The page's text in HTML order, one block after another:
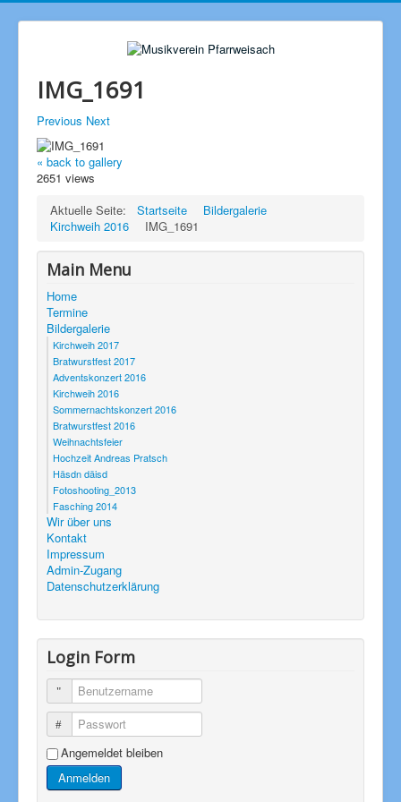
IMG_1691
Previous Next
« back to gallery
2651 views
Aktuelle Seite:
Startseite
Bildergalerie
Kirchweih 2016
IMG_1691
Main Menu
Home
Termine
Bildergalerie
Kirchweih 2017
Bratwurstfest 2017
Adventskonzert 2016
Kirchweih 2016
Sommernachtskonzert 2016
Bratwurstfest 2016
Weihnachtsfeier
Hochzeit Andreas Pratsch
Häsdn däisd
Fotoshooting_2013
Fasching 2014
Wir über uns
Kontakt
Impressum
Admin-Zugang
Datenschutzerklärung
Login Form
Benutzername
Passwort
Angemeldet bleiben
Anmelden